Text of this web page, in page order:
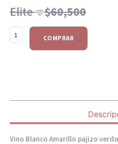
Elite $60,500
COMPRAR
Vino Blanco Amarillo pajizo